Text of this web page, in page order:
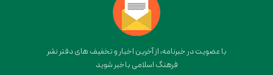
با عضویت در خبرنامه، از آخرین اخبار و تخفیف های دفتر نشر
فرهنگ اسلامی باخبر شوید